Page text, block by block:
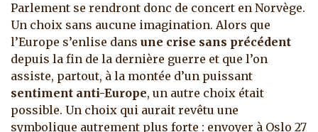
Parlement se rendront donc de concert en Norvège.
Un choix sans aucune imagination. Alors que
l’Europe s’enlise dans une crise sans précédent
depuis la fin de la dernière guerre et que l’on
assiste, partout, à la montée d’un puissant
sentiment anti-Europe, un autre choix était
possible. Un choix qui aurait revêtu une
symbolique autrement plus forte : envoyer à Oslo 27